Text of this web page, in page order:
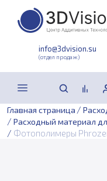
info@3dvision.su
(отдел продаж)
Главная страница /
/ Расходный материал
/ Фотополимеры